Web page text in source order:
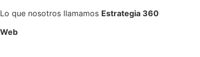
Lo que nosotros llamamos Estrategia 360
Web